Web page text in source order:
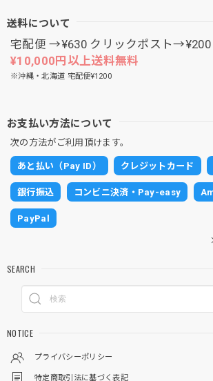
送料について
宅配便 →¥630 クリックポスト→¥200
¥10,000円以上送料無料
※沖縄・北海道 宅配便¥1200
お支払い方法について
次の方法がご利用頂けます。
あと払い（Pay ID） クレジットカード
銀行振込 コンビニ決済・Pay-easy
PayPal
SEARCH
NOTICE
プライバシーポリシー
特定商取引法に基づく表記